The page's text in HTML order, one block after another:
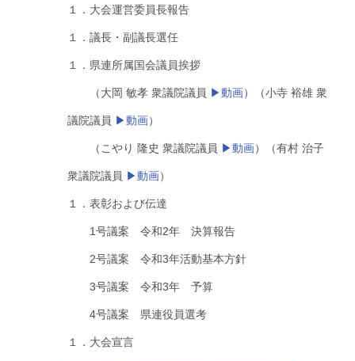
１．大会運営委員長報告
１．議長・副議長選任
１．県連所属国会議員挨拶
（大岡 敏孝 衆議院議員 ▶動画）（小寺 裕雄 衆
議院議員 ▶動画）
（こやり 隆史 衆議院議員 ▶動画）（有村 治子
衆議院議員 ▶動画）
１．表彰および伝達
1号議案 令和2年 決算報告
2号議案 令和3年活動基本方針
3号議案 令和3年 予算
4号議案 県連役員選考
１．大会宣言